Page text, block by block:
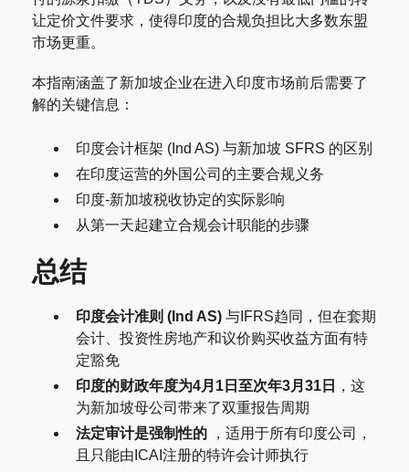
让定价文件要求，使得印度的合规负担比大多数东盟
市场更重。
本指南涵盖了新加坡企业在进入印度市场前后需要了
解的关键信息：
印度会计框架 (Ind AS) 与新加坡 SFRS 的区别
在印度运营的外国公司的主要合规义务
印度-新加坡税收协定的实际影响
从第一天起建立合规会计职能的步骤
总结
印度会计准则 (Ind AS) 与IFRS趋同，但在套期
会计、投资性房地产和议价购买收益方面有特
定豁免
印度的财政年度为4月1日至次年3月31日
，这
为新加坡母公司带来了双重报告周期
法定审计是强制性的 ，适用于所有印度公司，
且只能由ICAI注册的特许会计师执行